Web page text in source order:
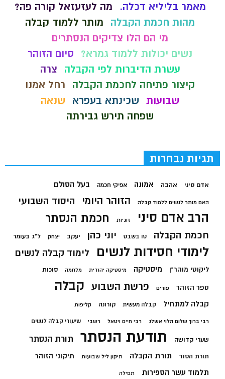
מאמר בליליא דכלה.
מה לעזעזאל קורה פה?
מהות חכמת הקבלה
מותר ללמוד קבלה
מי הם הלו צדיקים הנסתרים
נשים יכולות ללמוד גמרא?
סיום הזוהר
עשרת הדיברות לפי הקבלה
צרה
קיצור פתיחה לחכמת הקבלה
רחל אמנו
שבועות שכינתא בעפרא
שנאה
שפחה תירש גבירתה
תגיות נבחרות
אדם סיני אהבה אמונה אפיקי חכמה בעל הסולם
האם מותר לנשים ללמוד קבלה הזוהר היומי היסוד השבועי
הרב אדם סיני זוגיות חכמת הנסתר
חכמת הקבלה טו בשבט יוני כהן יעקב יצחק ל"ג בעומר
לימודי חסידות לנשים לימוד קבלה לנשים
ליקוטי מוהר"ן מיסטיקה מיסטיקה יהודית מלחמה סוכות
ספר הזוהר פורים פרשת השבוע קבלה
קבלה למתחיל קבלה מעשית קורונה קליפות
רבי ברוך שלום הלוי אשלג רבי חיים ויטאל רשבי שיעורי קבלה לנשים
שערי קדושה תודעת הנסתר תורת הנסתר
תורת הסוד תורת הקבלה תיקון ליל שבועות תיקוני הזוהר
תלמוד עשר הספירות תפילה